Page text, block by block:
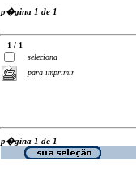
p�gina 1 de 1
1 / 1
seleciona
para imprimir
p�gina 1 de 1